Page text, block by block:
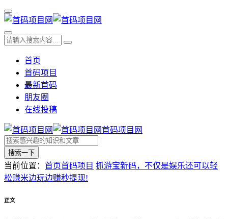
首页
首码项目
最新首码
朋友圈
在线投稿
首码项目网
搜索一下
当前位置： 首页首码项目 抓游宝新码，不仅是娱乐还可以轻
松赚米边玩边赚秒提现!
正文